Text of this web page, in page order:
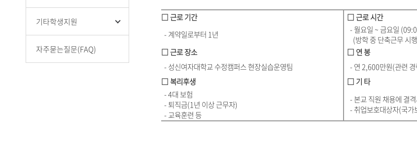
기타학생지원
자주묻는질문(FAQ)
□ 근로 기간
□ 근로 시간
- 계약일로부터 1년
- 월요일 ~ 금요일
(방학 중 단축근무 시
□ 근로 장소
□ 연 봉
- 성신여자대학교 수정캠퍼스 현장실습운영팀
- 연 2,600만원(관련
□ 복리후생
□ 기 타
- 4대 보험
- 퇴직금(1년 이상 근무자)
- 교육훈련 등
- 본교 직원 채용에 결
- 취업보호대상자(국가